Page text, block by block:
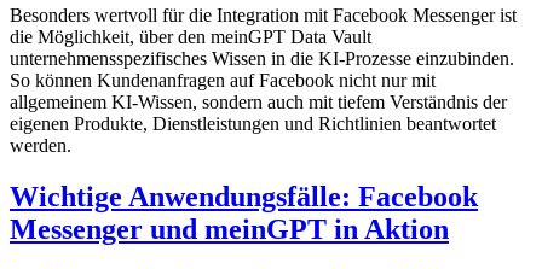
Besonders wertvoll für die Integration mit Facebook Messenger ist
die Möglichkeit, über den meinGPT Data Vault
unternehmensspezifisches Wissen in die KI-Prozesse einzubinden.
So können Kundenanfragen auf Facebook nicht nur mit
allgemeinem KI-Wissen, sondern auch mit tiefem Verständnis der
eigenen Produkte, Dienstleistungen und Richtlinien beantwortet
werden.
Wichtige Anwendungsfälle: Facebook
Messenger und meinGPT in Aktion